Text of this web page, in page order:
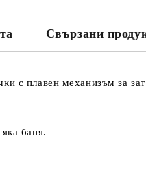
Свързани
с плавен механизъм за
баня.